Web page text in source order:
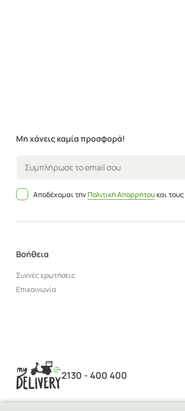
Μη χάνεις καμία προσφορά!
Αποδέχομαι την Πολιτική Απορρήτου και τους
Βοήθεια
Συχνές ερωτήσεις
Επικοινωνία
2130 - 400 400